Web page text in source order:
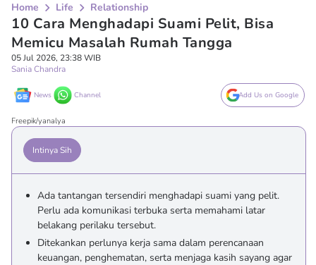
Home Life Relationship
10 Cara Menghadapi Suami Pelit, Bisa
Memicu Masalah Rumah Tangga
05 Jul 2026, 23:38 WIB
Sania Chandra
News Channel Add Us on Google
Freepik/yanalya
Intinya Sih
Ada tantangan tersendiri menghadapi suami yang pelit.
Perlu ada komunikasi terbuka serta memahami latar
belakang perilaku tersebut.
Ditekankan perlunya kerja sama dalam perencanaan
keuangan, penghematan, serta menjaga kasih sayang agar